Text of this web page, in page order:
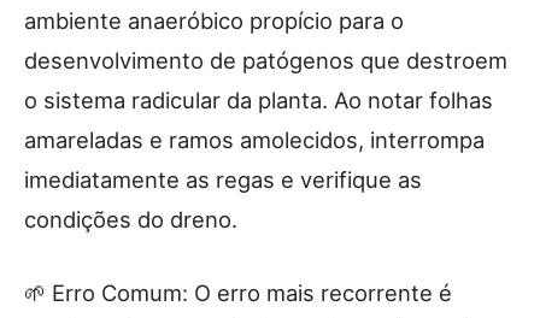
ambiente anaeróbico propício para o
desenvolvimento de patógenos que destroem
o sistema radicular da planta. Ao notar folhas
amareladas e ramos amolecidos, interrompa
imediatamente as regas e verifique as
condições do dreno.
🌱 Erro Comum: O erro mais recorrente é